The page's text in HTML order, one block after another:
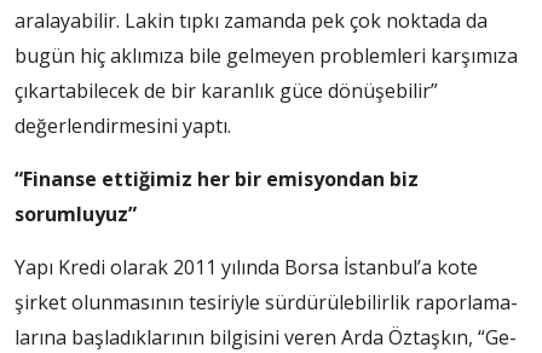
aralayabi­lir. Lakin tıpkı zaman­da pek çok nokta­da da
bugün hiç aklımıza bile gelmeyen problemleri karşımıza
çıkartabilecek de bir karanlık güce dönüşebilir”
değerlen­dirmesini yaptı.
“Finanse ettiğimiz her bir emisyondan biz
sorumluyuz”
Yapı Kredi olarak 2011 yı­lında Borsa İstanbul’a kote
şirket olunmasının tesiriyle sürdürülebilirlik raporlama­
larına başladıklarının bilgisi­ni veren Arda Öztaşkın, “Ge­